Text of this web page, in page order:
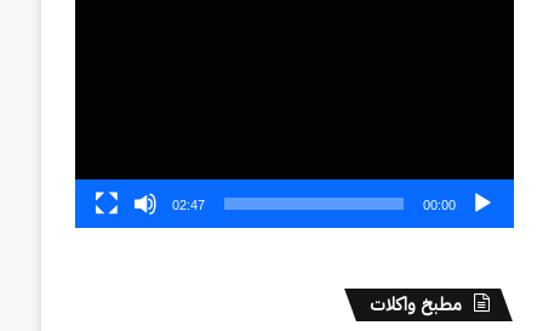
00:00
02:47
مطبخ واكلات